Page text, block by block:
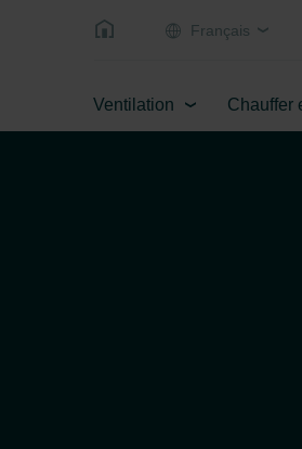
Français
Ventilation Chauffer